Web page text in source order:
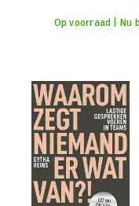
Op voorraad | Nu